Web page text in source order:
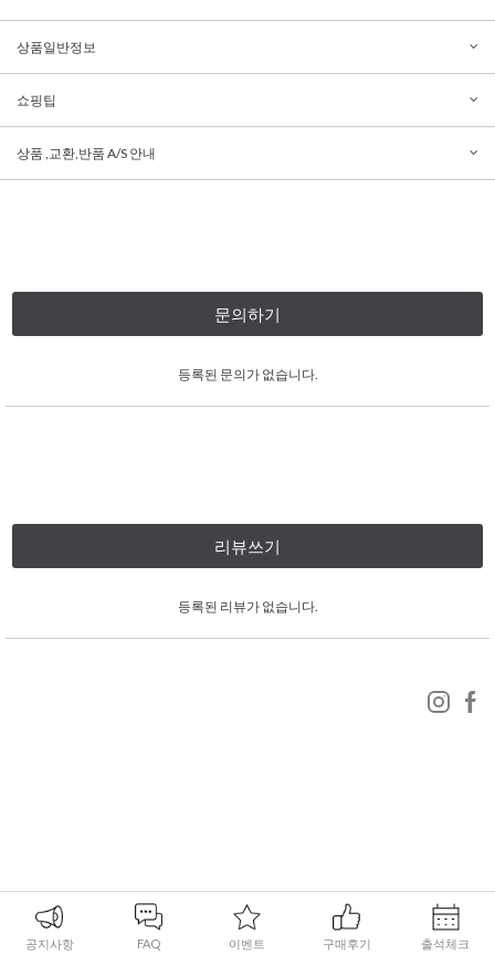
상품일반정보
쇼핑팁
상품 ,교환,반품 A/S 안내
문의하기
등록된 문의가 없습니다.
리뷰쓰기
등록된 리뷰가 없습니다.
공지사항 FAQ 이벤트 구매후기 출석체크